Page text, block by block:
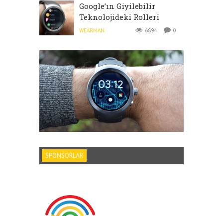
Google’ın Giyilebilir
Teknolojideki Rolleri
WEARMAN 6894 0
SPONSORLAR